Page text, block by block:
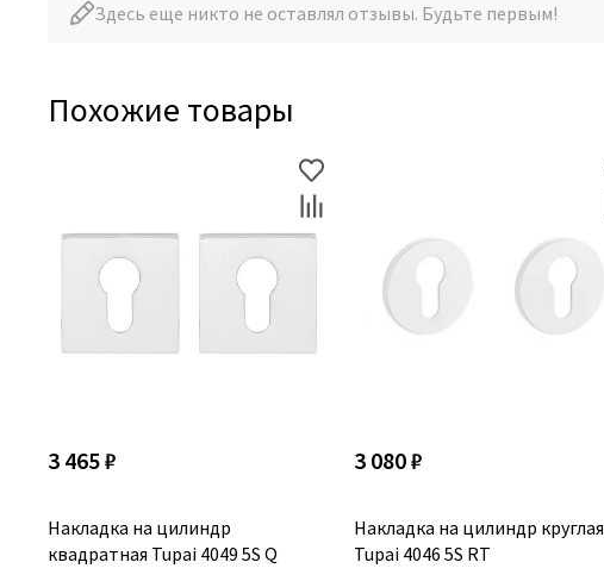
Здесь еще никто не оставлял отзывы. Будьте первым!
Похожие товары
3 465 ₽
Накладка на цилиндр
квадратная Tupai 4049 5S Q
3 080 ₽
Накладка на цилиндр круглая
Tupai 4046 5S RT